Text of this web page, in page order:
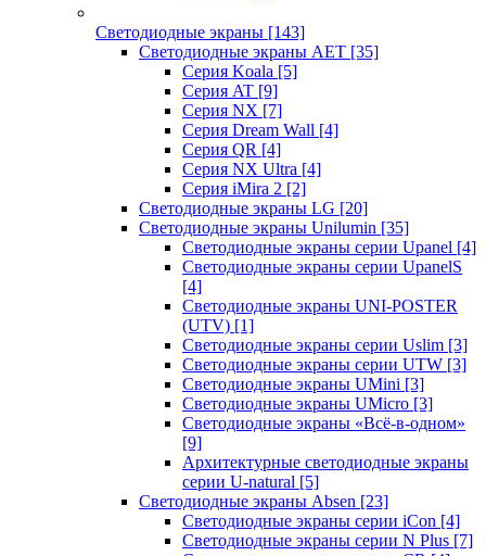
Светодиодные экраны [143]
Светодиодные экраны AET [35]
Cерия Koala [5]
Серия AT [9]
Серия NX [7]
Серия Dream Wall [4]
Серия QR [4]
Серия NX Ultra [4]
Серия iMira 2 [2]
Светодиодные экраны LG [20]
Светодиодные экраны Unilumin [35]
Светодиодные экраны серии Upanel [4]
Светодиодные экраны серии UpanelS
[4]
Светодиодные экраны UNI-POSTER
(UTV) [1]
Светодиодные экраны серии Uslim [3]
Светодиодные экраны серии UTW [3]
Светодиодные экраны UMini [3]
Светодиодные экраны UMicro [3]
Светодиодные экраны «Всё-в-одном»
[9]
Архитектурные светодиодные экраны
серии U-natural [5]
Светодиодные экраны Absen [23]
Светодиодные экраны серии iCon [4]
Светодиодные экраны серии N Plus [7]